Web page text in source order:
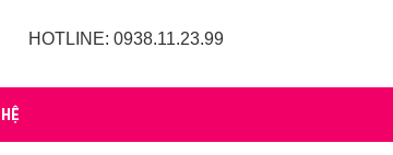
HOTLINE: 0938.11.23.99